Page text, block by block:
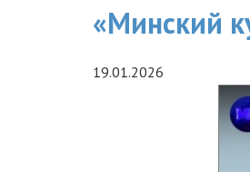
«Минский
19.01.2026